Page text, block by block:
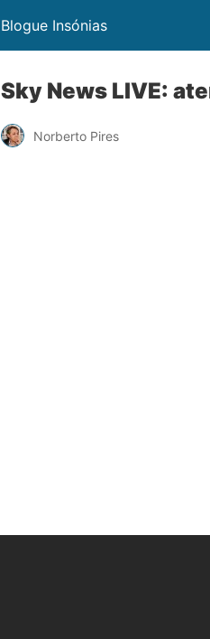
Blogue Insónias
Sky News LIVE:
Norberto Pires